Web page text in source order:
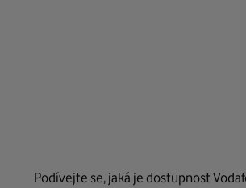
Podívejte se, jaká je dostupnost